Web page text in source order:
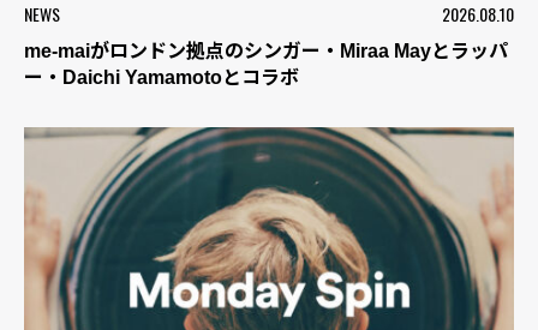
NEWS 2026.08.10
me-maiがロンドン拠点のシンガー・Miraa Mayとラッパ
ー・Daichi Yamamotoとコラボ